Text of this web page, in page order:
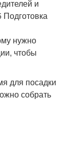
и
Подготовка
нужно
чтобы
для посадки
собрать